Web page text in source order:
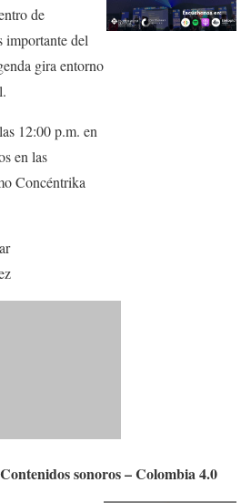
de
importante del
gira entorno
12:00 p.m. en
en las
Concéntrika
sonoros – Colombia 4.0